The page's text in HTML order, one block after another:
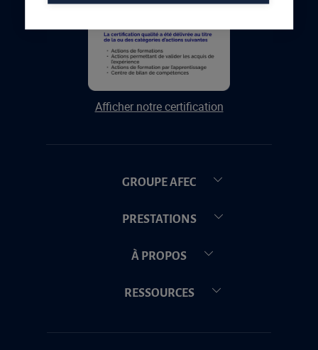
Afficher notre certification
GROUPE AFEC
PRESTATIONS
À PROPOS
RESSOURCES